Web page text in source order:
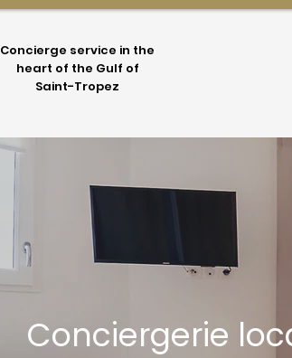
Concierge service in the
heart of the Gulf of
Saint-Tropez
Conciergerie